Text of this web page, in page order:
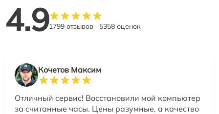
4.91799 отзывов 5358 оценок
Кочетов Максим
Отличный сервис! Восстановили мой компьютер
за считанные часы. Цены разумные, а качество